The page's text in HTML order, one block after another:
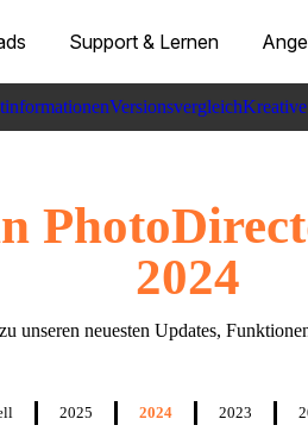
Support & Lernen
Versionsvergleich
2024
unseren neuesten Updates,
2025 2024 2023